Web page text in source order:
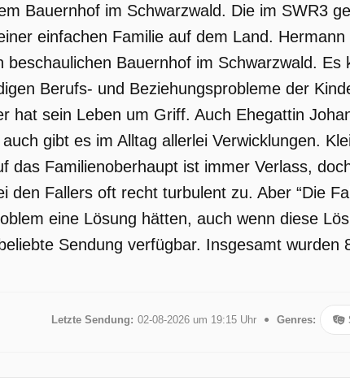
Bauernhof im Schwarzwald. Die im SWR3
einfachen Familie auf dem Land.
beschaulichen Bauernhof im Schwarzwald.
Berufs- und Beziehungsprobleme der
hat sein Leben um Griff. Auch Ehegattin
gibt es im Alltag allerlei Verwicklungen.
das Familienoberhaupt ist immer Verlass,
den Fallers oft recht turbulent zu. Aber “Die
eine Lösung hätten, auch wenn diese
Sendung verfügbar. Insgesamt wurden
Letzte Sendung: 02-08-2026 um 19:15 Uhr Genres: